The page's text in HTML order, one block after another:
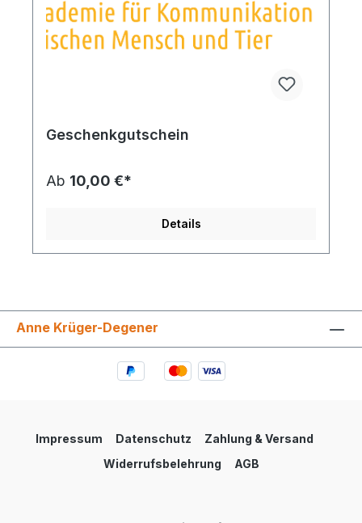
Geschenkgutschein
Ab 10,00 €*
Details
Anne Krüger-Degener
Impressum Datenschutz
Zahlung & Versand
Widerrufsbelehrung
AGB